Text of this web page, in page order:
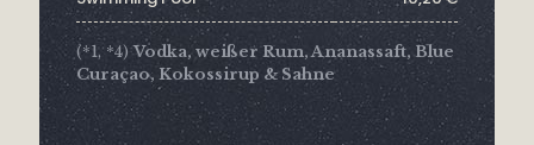
(*1, *4)Vodka, weißer Rum, Ananassaft, Blue
Curaçao, Kokossirup & Sahne